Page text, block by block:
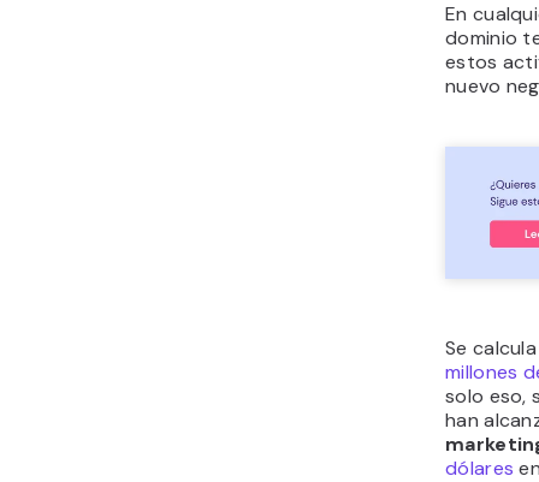
En
dominio
estos
nuevo
Se
millones
solo eso,
han
dólares